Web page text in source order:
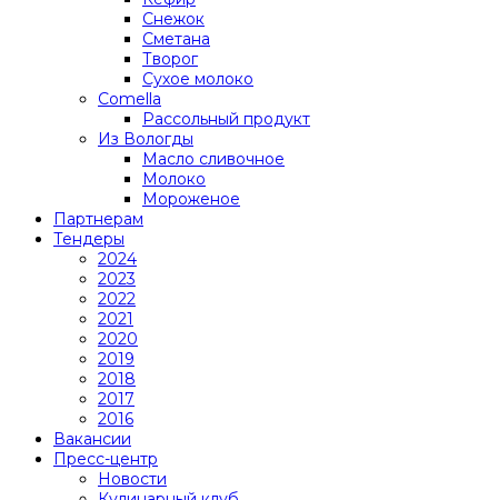
Снежок
Сметана
Творог
Сухое молоко
Comеlla
Рассольный продукт
Из Вологды
Масло сливочное
Молоко
Мороженое
Партнерам
Тендеры
2024
2023
2022
2021
2020
2019
2018
2017
2016
Вакансии
Пресс-центр
Новости